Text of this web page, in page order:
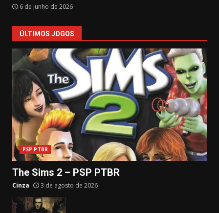
6 de junho de 2026
ÚLTIMOS JOGOS
PSP PTBR
The Sims 2 – PSP PTBR
Cinza 3 de agosto de 2026